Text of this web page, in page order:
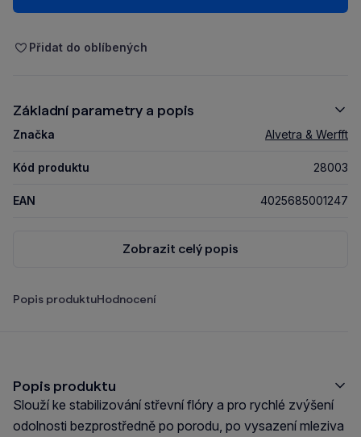
Přidat do oblíbených
Základní parametry a popis
Značka Alvetra & Werfft
Kód produktu 28003
EAN 4025685001247
Zobrazit celý popis
Popis produktuHodnocení
Popis produktu
Slouží ke stabilizování střevní flóry a pro rychlé zvýšení
odolnosti bezprostředně po porodu, po vysazení mleziva